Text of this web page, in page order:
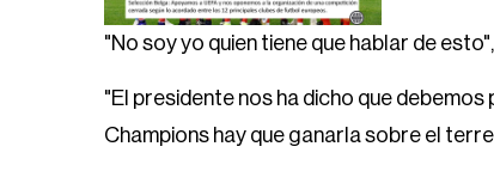
"No soy yo quien tiene que hablar de
"El presidente nos ha dicho que
Champions hay que ganarla sobre el